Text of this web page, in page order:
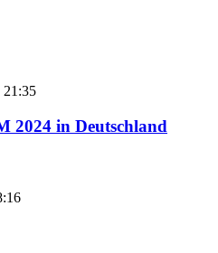
21:35
2024 in Deutschland